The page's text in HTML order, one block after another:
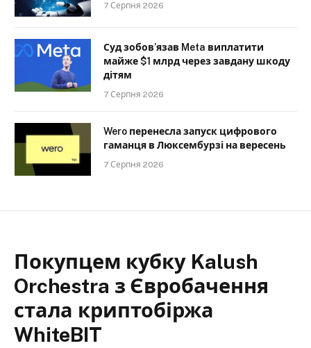
7 Серпня 2026
Суд зобов’язав Meta виплатити
майже $1 млрд через завдану шкоду
дітям
7 Серпня 2026
Wero перенесла запуск цифрового
гаманця в Люксембурзі на вересень
7 Серпня 2026
Покупцем кубку Kalush
Orchestra з Євробачення
стала криптобіржа
WhiteBIT